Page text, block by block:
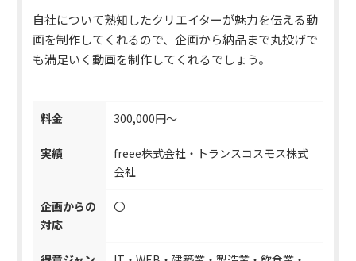
自社について熟知したクリエイターが魅力を伝える動
画を制作してくれるので、企画から納品まで丸投げで
も満足いく動画を制作してくれるでしょう。
料金 300,000円～
実績
freee株式会社・トランスコスモス株式
会社
企画からの
対応
〇